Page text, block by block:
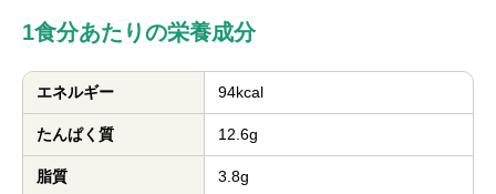
1食分あたりの栄養成分
エネルギー 94kcal
たんぱく質 12.6g
脂質 3.8g